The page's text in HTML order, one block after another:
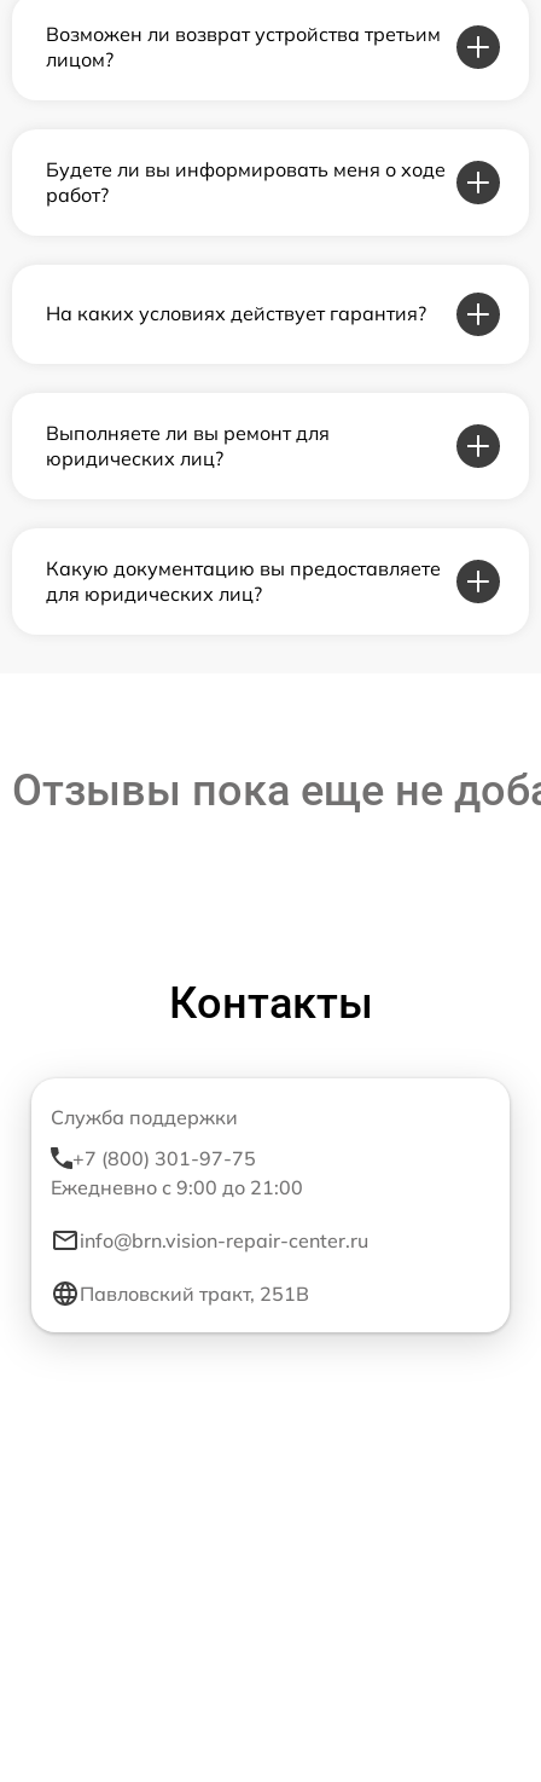
Возможен ли возврат устройства третьим
лицом?
Будете ли вы информировать меня о ходе
работ?
На каких условиях действует гарантия?
Выполняете ли вы ремонт для
юридических лиц?
Какую документацию вы предоставляете
для юридических лиц?
Отзывы пока еще не
Контакты
Служба поддержки
+7 (800) 301-97-75
Ежедневно с 9:00 до 21:00
info@brn.vision-repair-center.ru
Павловский тракт, 251В